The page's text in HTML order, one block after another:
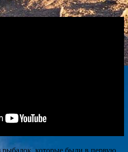
рыбалок, которые были в первую